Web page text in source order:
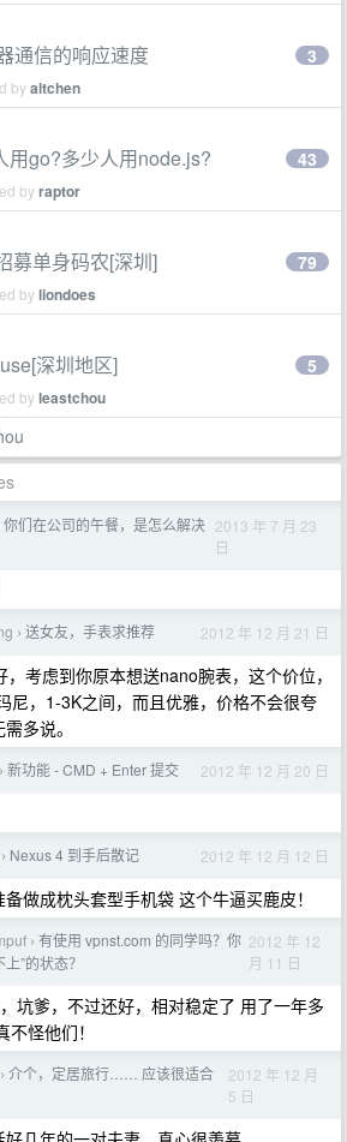
通信的响应速度
byaltchen
3
用go?多少人用node.js?
byraptor
43
募单身码农[深圳]
byliondoes
79
深圳地区]
byleastchou
5
你们在公司的午餐，是怎么解决 2013 年 7 月 23
日
› 送女友，手表求推荐 2012 年 12 月 21 日
考虑到你原本想送nano腕表，这个价位，
尼，1-3K之间，而且优雅，价格不会很夸
多说。
› 新功能 - CMD + Enter 提交 2012 年 12 月 20 日
› Nexus 4 到手后散记 2012 年 12 月 12 日
做成枕头套型手机袋 这个牛逼买鹿皮！
› 有使用 vpnst.com 的同学吗？你
”的状态？
2012 年 12
月 11 日
坑爹，不过还好，相对稳定了 用了一年多
怪他们！
› 介个，定居旅行…… 应该很适合
2012 年 12 月
5 日